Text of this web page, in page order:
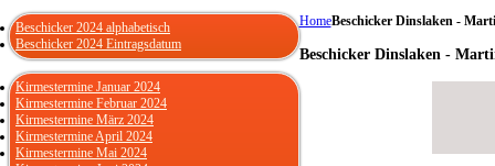
HomeBeschicker Dinslaken -
Beschicker Dinslaken -
Beschicker 2024 alphabetisch
Beschicker 2024 Eintragsdatum
Kirmestermine Januar 2024
Kirmestermine Februar 2024
Kirmestermine März 2024
Kirmestermine April 2024
Kirmestermine Mai 2024